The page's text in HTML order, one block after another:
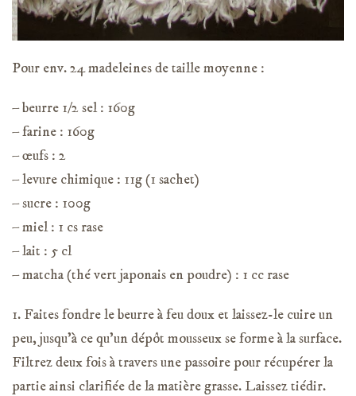
Pour env. 24 madeleines de taille moyenne :
– beurre 1/2 sel : 160g
– farine : 160g
– œufs : 2
– levure chimique : 11g (1 sachet)
– sucre : 100g
– miel : 1 cs rase
– lait : 5 cl
– matcha (thé vert japonais en poudre) : 1 cc rase
1. Faites fondre le beurre à feu doux et laissez-le cuire un
peu, jusqu’à ce qu’un dépôt mousseux se forme à la surface.
Filtrez deux fois à travers une passoire pour récupérer la
partie ainsi clarifiée de la matière grasse. Laissez tiédir.